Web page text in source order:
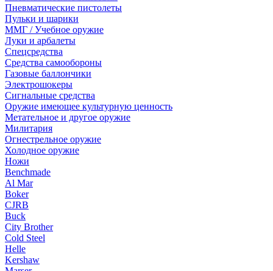
Пневматические пистолеты
Пульки и шарики
ММГ / Учебное оружие
Луки и арбалеты
Спецсредства
Средства самообороны
Газовые баллончики
Электрошокеры
Сигнальные средства
Оружие имеющее культурную ценность
Метательное и другое оружие
Милитария
Огнестрельное оружие
Холодное оружие
Ножи
Benchmade
Al Mar
Boker
CJRB
Buck
City Brother
Cold Steel
Helle
Kershaw